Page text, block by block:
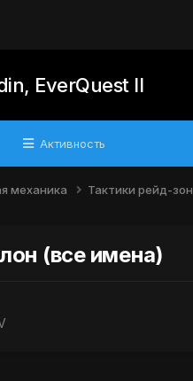
EverQuest II
Активность
механика Тактики рейд-зон
(все имена)